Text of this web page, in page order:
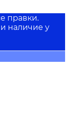
правки.
наличие у